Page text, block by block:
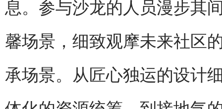
息。参与沙龙的人员漫步其
馨场景，细致观摩未来社区
承场景。从匠心独运的设计